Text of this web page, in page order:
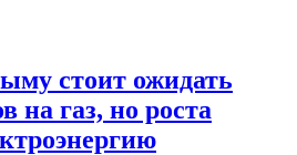
стоит ожидать
на газ, но роста